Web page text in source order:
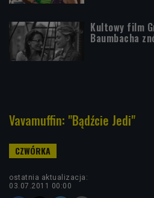
Kultowy film
Baumbacha
Vavamuffin: "Bądźcie Jedi"
ostatnia aktualizacja:
03.07.2011 00:00